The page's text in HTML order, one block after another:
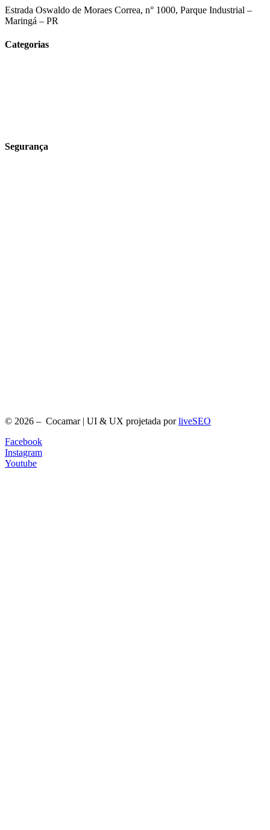
Estrada Oswaldo de Moraes Correa, n° 1000, Parque Industrial –
Maringá – PR
Categorias
Segurança
© 2026 – Cocamar | UI & UX projetada porliveSEO
Facebook
Instagram
Youtube